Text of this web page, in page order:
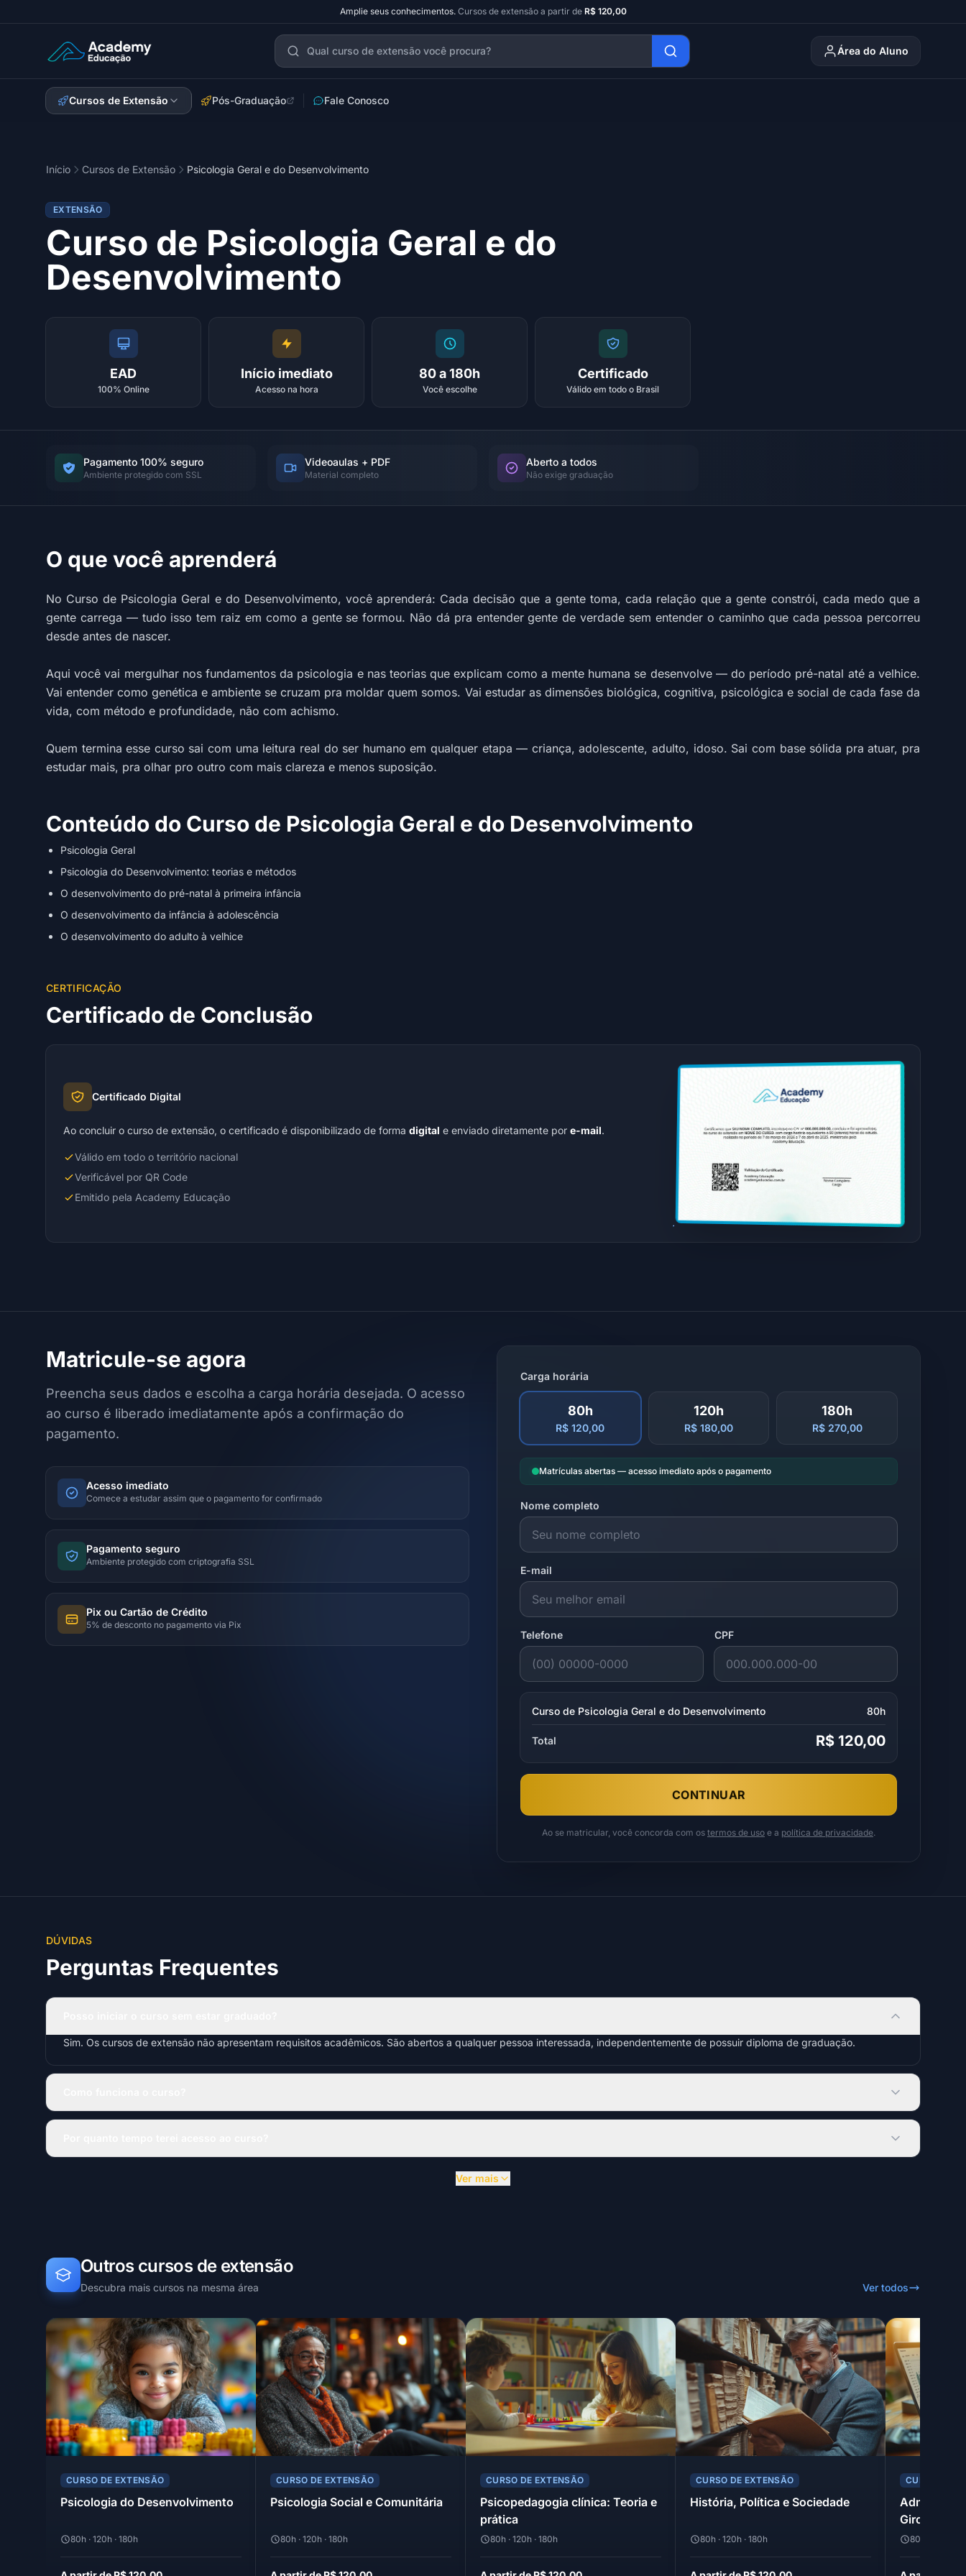
Amplie seus conhecimentos. Cursos de extensão a partir de R$ 120,00
Academy Extensão
Área do Aluno
Cursos de Extensão Pós-Graduação Fale Conosco
Início Cursos de Extensão Psicologia Geral e do Desenvolvimento
EXTENSÃO
Curso de Psicologia Geral e do
Desenvolvimento
EAD
100% Online
Início imediato
Acesso na hora
80 a 180h
Você escolhe
Certificado
Válido em todo o Brasil
Pagamento 100% seguro
Ambiente protegido com SSL
Videoaulas + PDF
Material completo
Aberto a todos
Não exige graduação
O que você aprenderá
No Curso de Psicologia Geral e do Desenvolvimento, você aprenderá: Cada decisão que a gente toma, cada relação que a gente constrói, cada medo que a
gente carrega — tudo isso tem raiz em como a gente se formou. Não dá pra entender gente de verdade sem entender o caminho que cada pessoa percorreu
desde antes de nascer.
Aqui você vai mergulhar nos fundamentos da psicologia e nas teorias que explicam como a mente humana se desenvolve — do período pré-natal até a velhice.
Vai entender como genética e ambiente se cruzam pra moldar quem somos. Vai estudar as dimensões biológica, cognitiva, psicológica e social de cada fase da
vida, com método e profundidade, não com achismo.
Quem termina esse curso sai com uma leitura real do ser humano em qualquer etapa — criança, adolescente, adulto, idoso. Sai com base sólida pra atuar, pra
estudar mais, pra olhar pro outro com mais clareza e menos suposição.
Conteúdo do Curso de Psicologia Geral e do Desenvolvimento
Psicologia Geral
Psicologia do Desenvolvimento: teorias e métodos
O desenvolvimento do pré-natal à primeira infância
O desenvolvimento da infância à adolescência
O desenvolvimento do adulto à velhice
CERTIFICAÇÃO
Certificado de Conclusão
Certificado Digital
Ao concluir o curso de extensão, o certificado é disponibilizado de forma digital e enviado diretamente por e-mail.
Válido em todo o território nacional
Verificável por QR Code
Emitido pela Academy Educação
Matricule-se agora
Preencha seus dados e escolha a carga horária desejada. O acesso
ao curso é liberado imediatamente após a confirmação do
pagamento.
Acesso imediato
Comece a estudar assim que o pagamento for confirmado
Pagamento seguro
Ambiente protegido com criptografia SSL
Pix ou Cartão de Crédito
5% de desconto no pagamento via Pix
Carga horária
80h
R$ 120,00
120h
R$ 180,00
180h
R$ 270,00
Matrículas abertas — acesso imediato após o pagamento
Nome completo
E-mail
Telefone CPF
Curso de Psicologia Geral e do Desenvolvimento 80h
Total R$ 120,00
CONTINUAR
Ao se matricular, você concorda com os termos de uso e a política de privacidade.
DÚVIDAS
Perguntas Frequentes
Sim. Os cursos de extensão não apresentam requisitos acadêmicos. São abertos a qualquer pessoa interessada, independentemente de possuir diploma de graduação.
Ver mais
Outros cursos de extensão
Descubra mais cursos na mesma área Ver todos
CURSO DE EXTENSÃO
Psicologia do Desenvolvimento
80h · 120h · 180h
CURSO DE EXTENSÃO
Psicologia Social e Comunitária
80h · 120h · 180h
CURSO DE EXTENSÃO
Psicopedagogia clínica: Teoria e
prática
80h · 120h · 180h
CURSO DE EXTENSÃO
História, Política e Sociedade
80h · 120h · 180h
CURSO DE
Giro
80h · 120h ·